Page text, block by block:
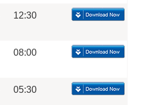
12:30
08:00
05:30